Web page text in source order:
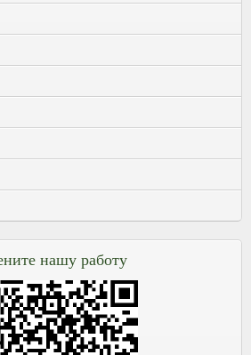
нашу работу